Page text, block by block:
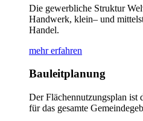
Die gewerbliche Struktur
Handwerk, klein– und
Handel.
mehr erfahren
Bauleitplanung
Der Flächennutzungsplan ist
für das gesamte